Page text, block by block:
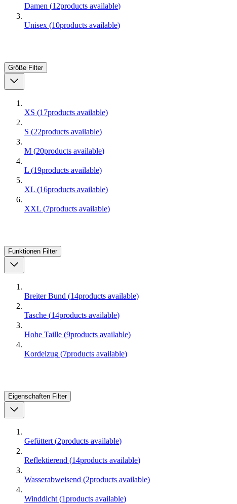
Damen (12products available)
Unisex (10products available)
Größe Filter
XS (17products available)
S (22products available)
M (20products available)
L (19products available)
XL (16products available)
XXL (7products available)
Funktionen Filter
Breiter Bund (14products available)
Tasche (14products available)
Hohe Taille (9products available)
Kordelzug (7products available)
Eigenschaften Filter
Gefüttert (2products available)
Reflektierend (14products available)
Wasserabweisend (2products available)
Winddicht (1products available)